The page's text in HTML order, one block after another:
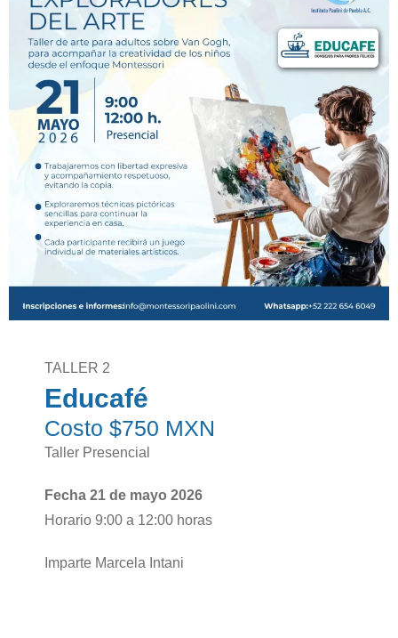
TALLER 2
Educafé
Costo $750 MXN
Taller Presencial
Fecha 21 de mayo 2026
Horario 9:00 a 12:00 horas
Imparte Marcela Intani